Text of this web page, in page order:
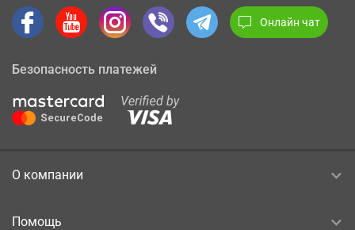
Онлайн чат
Безопасность платежей
О компании
Помощь